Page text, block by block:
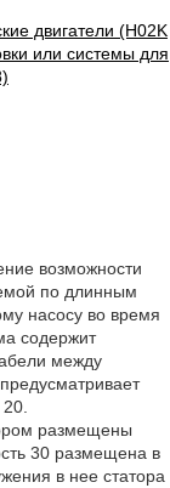
двигатели (H02K
или системы для
возможности
по длинным
насосу во время
содержит
между
размещены
30 размещена в
в нее статора